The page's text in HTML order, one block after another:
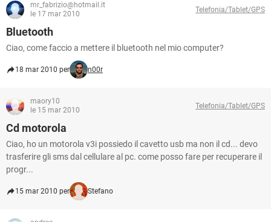
mr_fabrizio@hotmail.it
le 17 mar 2010
Telefonia/Tablet/GPS
Bluetooth
Ciao, come faccio a mettere il bluetooth nel mio computer?
18 mar 2010 per n00r
maory10
le 15 mar 2010
Telefonia/Tablet/GPS
Cd motorola
Ciao, ho un motorola v3i possiedo il cavetto usb ma non il cd... devo
trasferire gli sms dal cellulare al pc. come posso fare per recuperare il
progr...
15 mar 2010 per Stefano